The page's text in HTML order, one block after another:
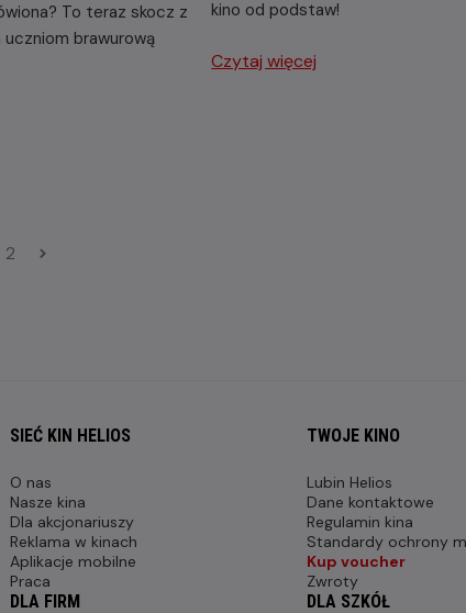
To teraz skocz z
uczniom brawurową
kino od podstaw!
Czytaj więcej
2
SIEĆ KIN HELIOS
O nas
Nasze kina
Dla akcjonariuszy
Reklama w kinach
Aplikacje mobilne
Praca
TWOJE KINO
Lubin Helios
Dane kontaktowe
Regulamin kina
Standardy ochrony
Kup voucher
Zwroty
DLA FIRM DLA SZKÓŁ